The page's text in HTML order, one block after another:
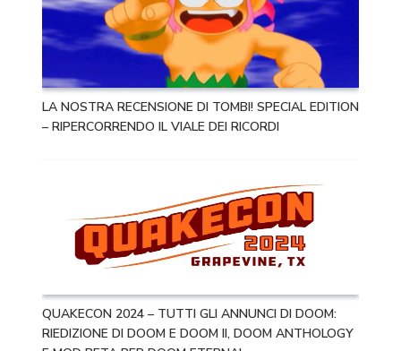
LA NOSTRA RECENSIONE DI TOMBI! SPECIAL EDITION
– RIPERCORRENDO IL VIALE DEI RICORDI
QUAKECON 2024 – TUTTI GLI ANNUNCI DI DOOM:
RIEDIZIONE DI DOOM E DOOM II, DOOM ANTHOLOGY